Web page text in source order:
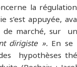
la
s’est appuyée,
de marché, sur
dirigiste ».En se
hypothèses